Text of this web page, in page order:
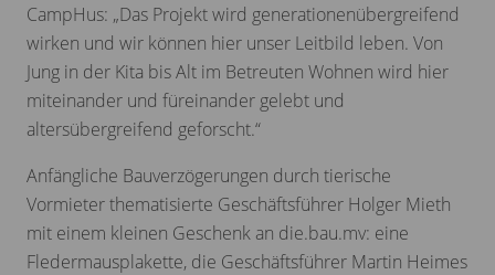
CampHus: „Das Projekt wird generationenübergreifend
wirken und wir können hier unser Leitbild leben. Von
Jung in der Kita bis Alt im Betreuten Wohnen wird hier
miteinander und füreinander gelebt und
altersübergreifend geforscht.“
Anfängliche Bauverzögerungen durch tierische
Vormieter thematisierte Geschäftsführer Holger Mieth
mit einem kleinen Geschenk an die.bau.mv: eine
Fledermausplakette, die Geschäftsführer Martin Heimes